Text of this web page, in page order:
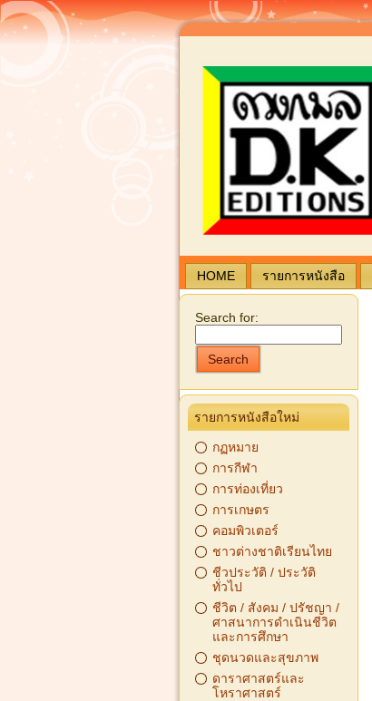
HOME รายการหนังสือ
Search for:
Search
รายการหนังสือใหม่
กฏหมาย
การกีฬา
การท่องเที่ยว
การเกษตร
คอมพิวเตอร์
ชาวต่างชาติเรียนไทย
ชีวประวัติ / ประวัติ
ทั่วไป
ชีวิต / สังคม / ปรัชญา /
ศาสนาการดำเนินชีวิต
และการศึกษา
ชุดนวดและสุขภาพ
ดาราศาสตร์และ
โหราศาสตร์